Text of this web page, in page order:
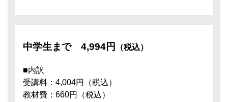
中学生まで 4,994円 （税込）
■内訳
受講料：4,004円（税込）
教材費：660円（税込）